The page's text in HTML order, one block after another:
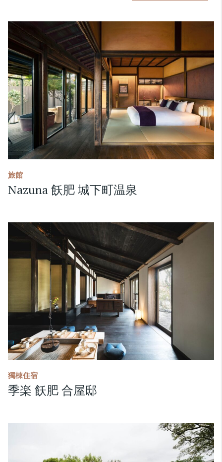
旅館
Nazuna 飫肥 城下町温泉
獨棟住宿
季楽 飫肥 合屋邸